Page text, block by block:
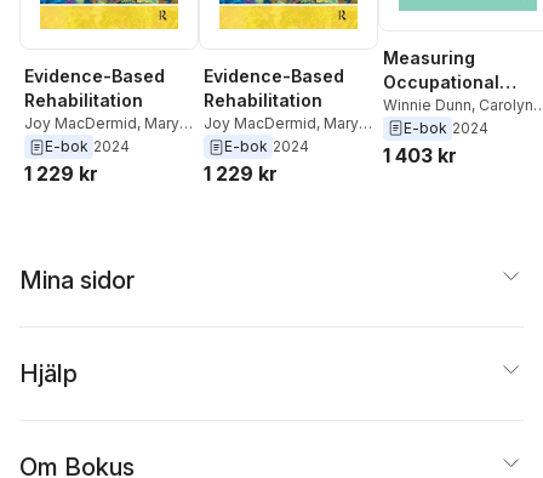
Evidence-Based
Rehabilitation
Joy MacDermid, Mary
LawE-bok 2024
1 229 kr
Evidence-Based
Rehabilitation
Joy MacDermid, Mary
LawE-bok 2024
1 229 kr
Measuring
Occupational
Performance
Winnie Dunn, Carolyn
M. Baum, Mary Law
E-bok 2024
1 403 kr
Mina sidor
Hjälp
Om Bokus